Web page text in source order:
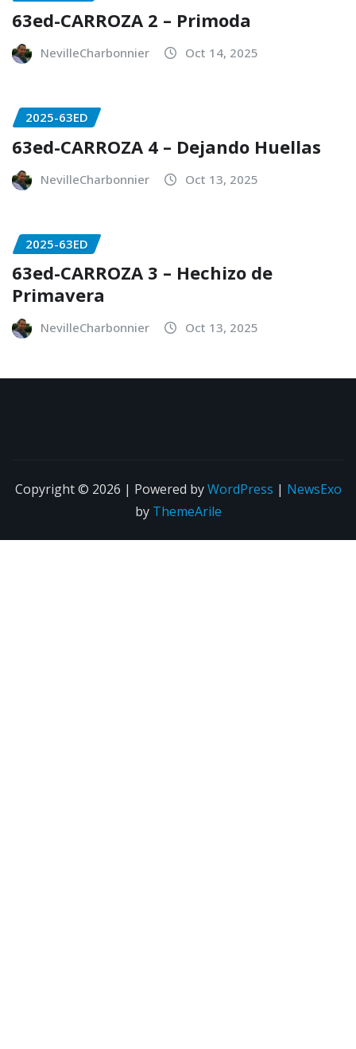
63ed-CARROZA 2 – Primoda
NevilleCharbonnier Oct 14, 2025
2025-63ED
63ed-CARROZA 4 – Dejando Huellas
NevilleCharbonnier Oct 13, 2025
2025-63ED
63ed-CARROZA 3 – Hechizo de
Primavera
NevilleCharbonnier Oct 13, 2025
Copyright © 2026 | Powered byWordPress | NewsExo
by ThemeArile